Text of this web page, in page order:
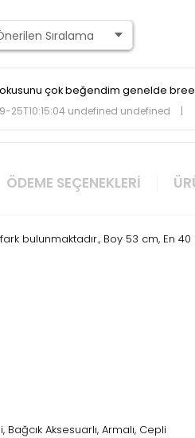
çok beğendim genelde
25T10:15:04 undefined undefined |
ÖDEME SEÇENEKLERI
bulunmaktadır., Boy 53 cm, En 40
Bağcık Aksesuarlı, Armalı, Cepli